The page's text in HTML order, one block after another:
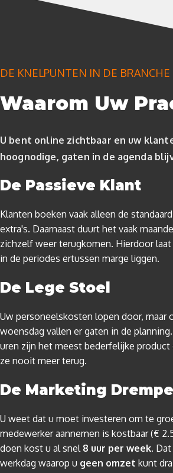
DE KNELPUNTEN IN DE BRANCHE
Waarom Uw
U bent online zichtbaar en uw
hoognodige, gaten in de agenda
De Passieve Klant
Klanten boeken vaak alleen de
extra's. Daarnaast duurt het vaak
zichzelf weer terugkomen. Hierdoor
in de periodes ertussen marge liggen.
De Lege Stoel
Uw personeelskosten lopen door, maar
woensdag vallen er gaten in de
uren zijn het meest bederfelijke
ze nooit meer terug.
De Marketing Drempel
U weet dat u moet investeren om te
medewerker aannemen is kostbaar (€
doen kost u al snel 8 uur per week.
werkdag waarop u geen omzet kunt